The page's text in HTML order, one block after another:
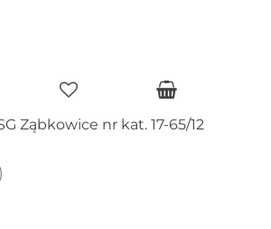
Ząbkowice nr kat. 17-65/12